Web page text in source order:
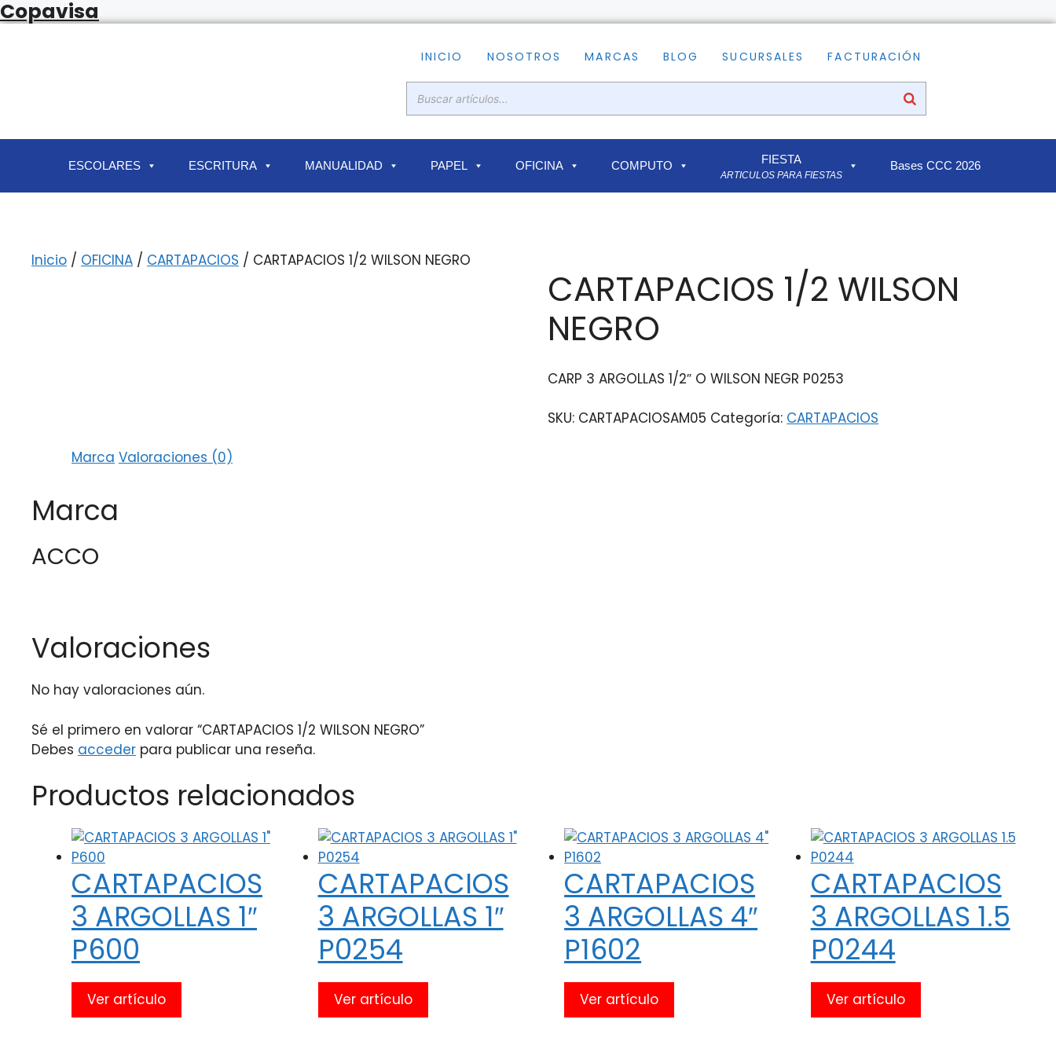
Copavisa
INICIO NOSOTROS MARCAS BLOG SUCURSALES FACTURACIÓN
ESCOLARES ESCRITURA MANUALIDAD PAPEL OFICINA COMPUTO FIESTA
ARTICULOS PARA FIESTAS
Bases CCC 2026
Inicio / OFICINA / CARTAPACIOS / CARTAPACIOS 1/2 WILSON NEGRO
CARTAPACIOS 1/2 WILSON
NEGRO
CARP 3 ARGOLLAS 1/2″ O WILSON NEGR P0253
SKU: CARTAPACIOSAM05 Categoría: CARTAPACIOS
Marca Valoraciones (0)
Marca
ACCO
Valoraciones
No hay valoraciones aún.
Sé el primero en valorar “CARTAPACIOS 1/2 WILSON NEGRO”
Debes acceder para publicar una reseña.
Productos relacionados
CARTAPACIOS
3 ARGOLLAS 1″
P600
Ver artículo
CARTAPACIOS
3 ARGOLLAS 1″
P0254
Ver artículo
CARTAPACIOS
3 ARGOLLAS 4″
P1602
Ver artículo
CARTAPACIOS
3 ARGOLLAS 1.5
P0244
Ver artículo